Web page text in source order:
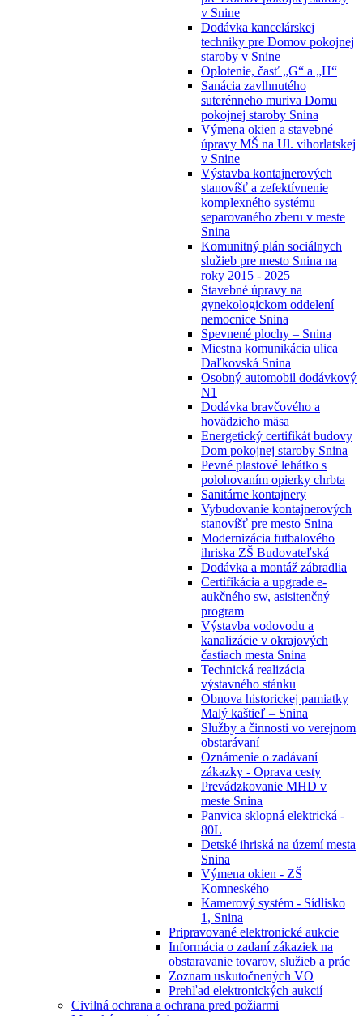
v Snine
Dodávka kancelárskej
techniky pre Domov pokojnej
staroby v Snine
Oplotenie, časť „G“ a „H“
Sanácia zavlhnutého
suterénneho muriva Domu
pokojnej staroby Snina
Výmena okien a stavebné
úpravy MŠ na Ul. vihorlatskej
v Snine
Výstavba kontajnerových
stanovíšť a zefektívnenie
komplexného systému
separovaného zberu v meste
Snina
Komunitný plán sociálnych
služieb pre mesto Snina na
roky 2015 - 2025
Stavebné úpravy na
gynekologickom oddelení
nemocnice Snina
Spevnené plochy – Snina
Miestna komunikácia ulica
Daľkovská Snina
Osobný automobil dodávkový
N1
Dodávka bravčového a
hovädzieho mäsa
Energetický certifikát budovy
Dom pokojnej staroby Snina
Pevné plastové lehátko s
polohovaním opierky chrbta
Sanitárne kontajnery
Vybudovanie kontajnerových
stanovíšť pre mesto Snina
Modernizácia futbalového
ihriska ZŠ Budovateľská
Dodávka a montáž zábradlia
Certifikácia a upgrade e-
aukčného sw, asisitenčný
program
Výstavba vodovodu a
kanalizácie v okrajových
častiach mesta Snina
Technická realizácia
výstavného stánku
Obnova historickej pamiatky
Malý kaštieľ – Snina
Služby a činnosti vo verejnom
obstarávaní
Oznámenie o zadávaní
zákazky - Oprava cesty
Prevádzkovanie MHD v
meste Snina
Panvica sklopná elektrická -
80L
Detské ihriská na území mesta
Snina
Výmena okien - ZŠ
Komneského
Kamerový systém - Sídlisko
1, Snina
Pripravované elektronické aukcie
Informácia o zadaní zákaziek na
obstaravanie tovarov, služieb a prác
Zoznam uskutočnených VO
Prehľad elektronických aukcií
Civilná ochrana a ochrana pred požiarmi